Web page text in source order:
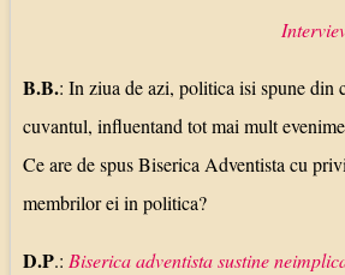
B.B.: In ziua de azi, politica isi spune din
cuvantul, influentand tot mai mult
Ce are de spus Biserica Adventista cu
membrilor ei in politica?
D.P.: Biserica adventista sustine